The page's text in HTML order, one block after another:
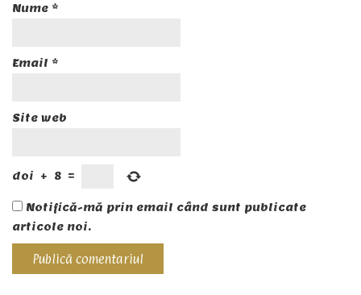
Nume *
Email *
Site web
doi + 8 =
Notifică-mă prin email când sunt publicate
articole noi.